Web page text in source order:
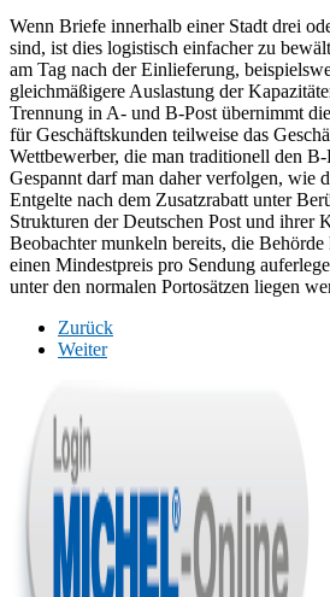
Wenn Briefe innerhalb einer Stadt drei
sind, ist dies logistisch einfacher zu
am Tag nach der Einlieferung,
gleichmäßigere Auslastung der
Trennung in A- und B-Post übernimmt
für Geschäftskunden teilweise das
Wettbewerber, die man traditionell den B-
Gespannt darf man daher verfolgen, wie
Entgelte nach dem Zusatzrabatt unter
Strukturen der Deutschen Post und ihrer
Beobachter munkeln bereits, die
einen Mindestpreis pro Sendung
unter den normalen Portosätzen liegen
Zurück
Weiter